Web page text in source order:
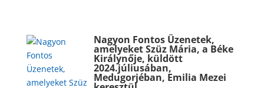
Nagyon Fontos Üzenetek,
amelyeket Szüz Mária, a Béke
Királynője, küldött
2024.júliusában,
Medugorjéban, Emilia Mezei